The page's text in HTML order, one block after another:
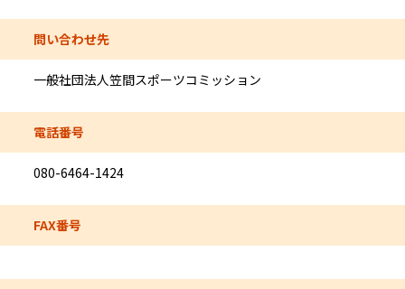
問い合わせ先
一般社団法人笠間スポーツコミッション
電話番号
080-6464-1424
FAX番号